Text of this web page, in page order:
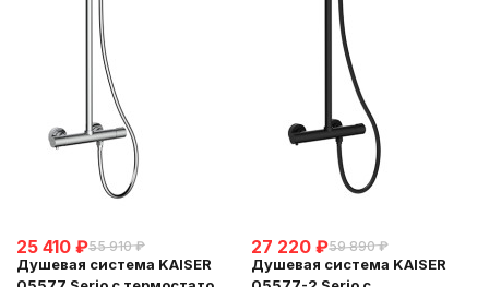
25 410 ₽55 910 ₽
Душевая система KAISER
27 220 ₽59 890 ₽
Душевая система KAISER